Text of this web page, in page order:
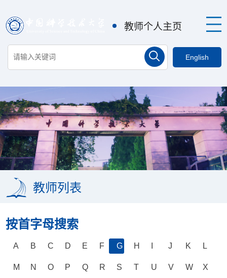
教师个人主页
English
教师列表
按首字母搜索
A B C D E F G H J K L
M N O P Q R S T U V W X